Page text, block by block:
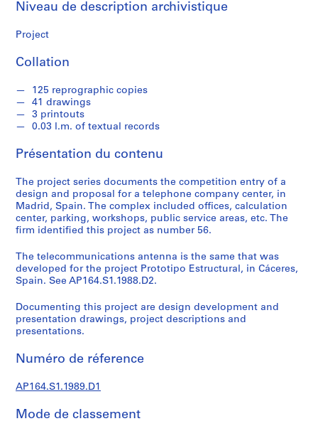
(
)
A
c
h
i
e
t
u
r
a
p
r
j
e
c
s
,
1
9
Niveau de description archivistique
Project
Collation
125 reprographic copies
41 drawings
3 printouts
0.03 l.m. of textual records
Présentation du contenu
The project series documents the competition entry of a
design and proposal for a telephone company center, in
Madrid, Spain. The complex included offices, calculation
center, parking, workshops, public service areas, etc. The
firm identified this project as number 56.
The telecommunications antenna is the same that was
developed for the project Prototipo Estructural, in Cáceres,
Spain. See AP164.S1.1988.D2.
Documenting this project are design development and
presentation drawings, project descriptions and
presentations.
Numéro de réference
AP164.S1.1989.D1
Mode de classement